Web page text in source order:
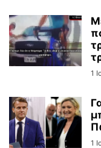
1
1